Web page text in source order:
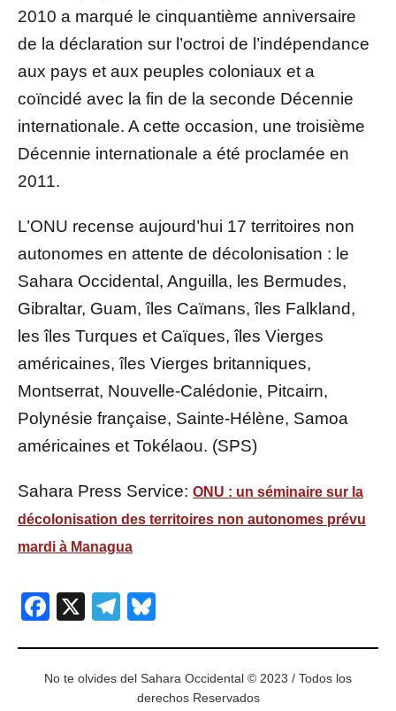
2010 a marqué le cinquantième anniversaire
de la déclaration sur l’octroi de l’indépendance
aux pays et aux peuples coloniaux et a
coïncidé avec la fin de la seconde Décennie
internationale. A cette occasion, une troisième
Décennie internationale a été proclamée en
2011.
L’ONU recense aujourd’hui 17 territoires non
autonomes en attente de décolonisation : le
Sahara Occidental, Anguilla, les Bermudes,
Gibraltar, Guam, îles Caïmans, îles Falkland,
les îles Turques et Caïques, îles Vierges
américaines, îles Vierges britanniques,
Montserrat, Nouvelle-Calédonie, Pitcairn,
Polynésie française, Sainte-Hélène, Samoa
américaines et Tokélaou. (SPS)
Sahara Press Service: ONU : un séminaire sur la
décolonisation des territoires non autonomes prévu
mardi à Managua
Facebook
X Telegram
No te olvides del Sahara Occidental © 2023 / Todos los
derechos Reservados